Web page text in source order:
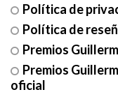
Política de
Política de
Premios
Premios
oficial